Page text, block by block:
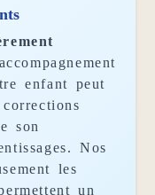
enfant peut
son
Nos
les
un